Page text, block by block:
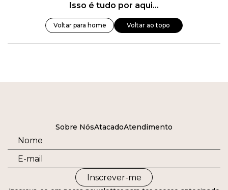
Isso é tudo por aqui...
Voltar para home Voltar ao topo
Sobre NósAtacadoAtendimento
Inscrever-me